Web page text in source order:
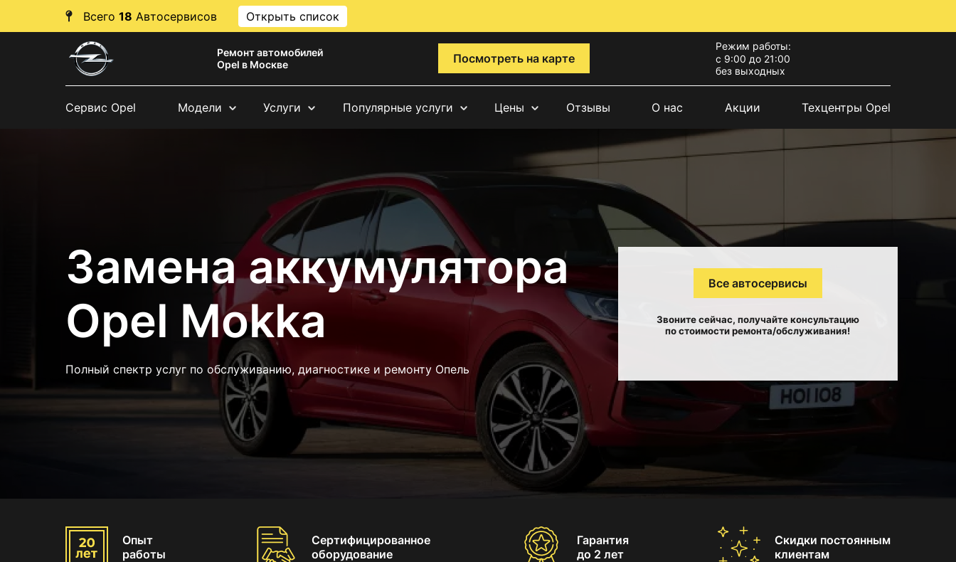
Всего 18 Автосервисов Открыть список
Ремонт автомобилей
Opel в Москве
Посмотреть на карте
Режим работы:
с 9:00 до 21:00
без выходных
Сервис Opel Модели Услуги Популярные услуги Цены Отзывы О нас Акции Техцентры Opel
Замена аккумулятора
Opel Mokka
Полный спектр услуг по обслуживанию, диагностике и ремонту Опель
Все автосервисы
Звоните сейчас, получайте консультацию
по стоимости ремонта/обслуживания!
Опыт
работы
Сертифицированное
оборудование
Гарантия
до 2 лет
Скидки постоянным
клиентам